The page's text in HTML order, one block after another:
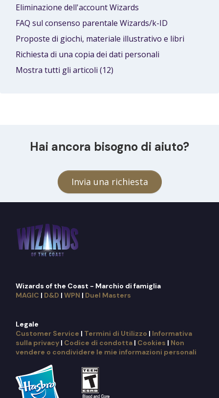
Eliminazione dell'account Wizards
FAQ sul consenso parentale Wizards/k-ID
Proposte di giochi, materiale illustrativo e libri
Richiesta di una copia dei dati personali
Mostra tutti gli articoli (12)
Hai ancora bisogno di aiuto?
Invia una richiesta
Wizards of the Coast - Marchio di famiglia
MAGIC | D&D | WPN | Duel Masters
Legale
Customer Service | Termini di Utilizzo | Informativa
sulla privacy | Codice di condotta | Cookies | Non
vendere o condividere le mie informazioni personali